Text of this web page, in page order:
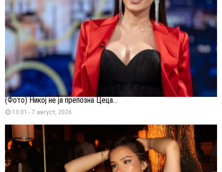
(Фото) Никој не ја препозна Цеца...
13:01 - 7 август, 2026